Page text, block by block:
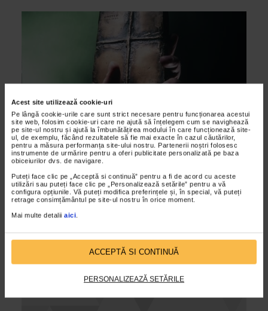
Acest site utilizează cookie-uri
Pe lângă cookie-urile care sunt strict necesare pentru funcționarea acestui
site web, folosim cookie-uri care ne ajută să înțelegem cum se navighează
pe site-ul nostru și ajută la îmbunătățirea modului în care funcționează site-
ul, de exemplu, făcând rezultatele să fie mai exacte în cazul căutărilor,
pentru a măsura performanța site-ului nostru. Partenerii noștri folosesc
instrumente de urmărire pentru a oferi publicitate personalizată pe baza
obiceiurilor dvs. de navigare.
Puteți face clic pe „Acceptă si continuă” pentru a fi de acord cu aceste
utilizări sau puteți face clic pe „Personalizează setările” pentru a vă
configura opțiunile. Vă puteți modifica preferințele și, în special, vă puteți
retrage consimțământul pe site-ul nostru în orice moment.
Mai multe detalii aici.
ACCEPTĂ SI CONTINUĂ
PERSONALIZEAZĂ SETĂRILE
ALTE MATERIALE
Premiile Senatului si nominalizarile
Premiile Galei UNITER 2015
avea loc luni, 25 mai la Sala Mare a Teatrului National
„I.L.Caragiale” din Bucuresti.